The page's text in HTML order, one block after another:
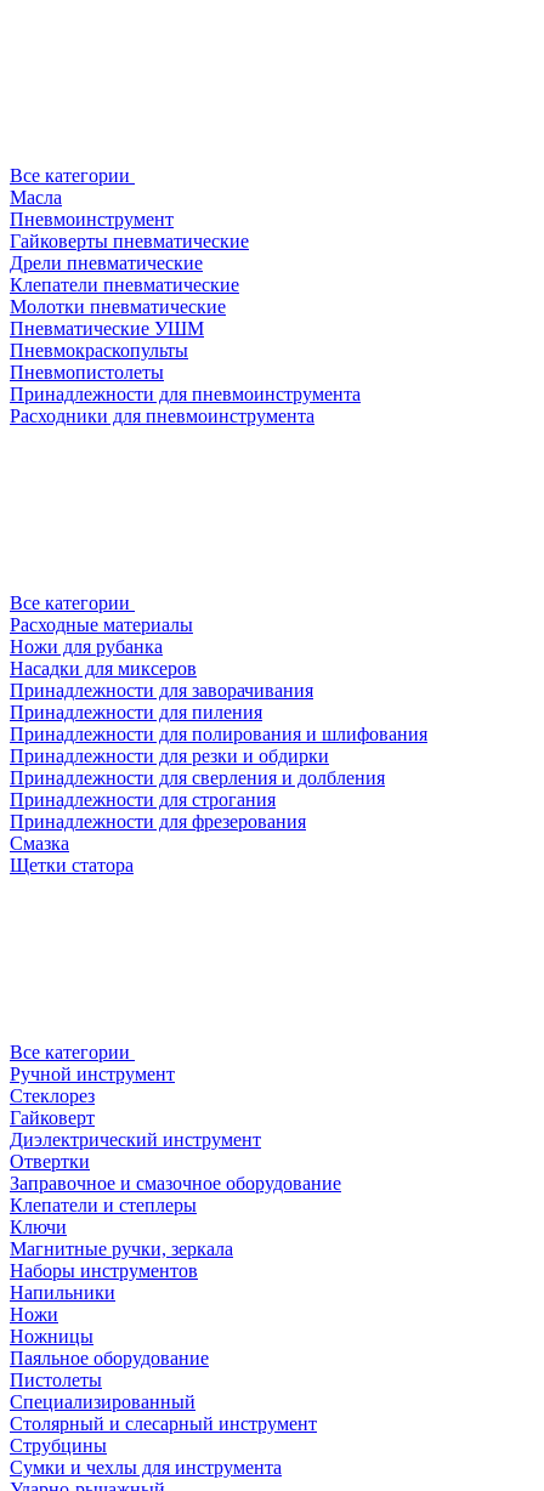
Все категории
Масла
Пневмоинструмент
Гайковерты пневматические
Дрели пневматические
Клепатели пневматические
Молотки пневматические
Пневматические УШМ
Пневмокраскопульты
Пневмопистолеты
Принадлежности для пневмоинструмента
Расходники для пневмоинструмента
Все категории
Расходные материалы
Ножи для рубанка
Насадки для миксеров
Принадлежности для заворачивания
Принадлежности для пиления
Принадлежности для полирования и шлифования
Принадлежности для резки и обдирки
Принадлежности для сверления и долбления
Принадлежности для строгания
Принадлежности для фрезерования
Смазка
Щетки статора
Все категории
Ручной инструмент
Стеклорез
Гайковерт
Диэлектрический инструмент
Отвертки
Заправочное и смазочное оборудование
Клепатели и степлеры
Ключи
Магнитные ручки, зеркала
Наборы инструментов
Напильники
Ножи
Ножницы
Паяльное оборудование
Пистолеты
Специализированный
Столярный и слесарный инструмент
Струбцины
Сумки и чехлы для инструмента